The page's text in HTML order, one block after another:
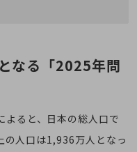
なる「2025年問
よると、日本の総人口で
人口は1,936万人となっ